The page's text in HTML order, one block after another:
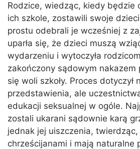
Rodzice, wiedząc, kiedy będzie
ich szkole, zostawili swoje
prostu odebrali je wcześniej z
uparła się, że dzieci muszą
wydarzeniu i wytoczyła
zakończony sądowym nakazem
się woli szkoły. Proces dotyczył
przedstawienia, ale
edukacji seksualnej w ogóle.
zostali ukarani sądownie karą
jednak jej uiszczenia, twierdząc,
chrześcijanami i mają naturalne